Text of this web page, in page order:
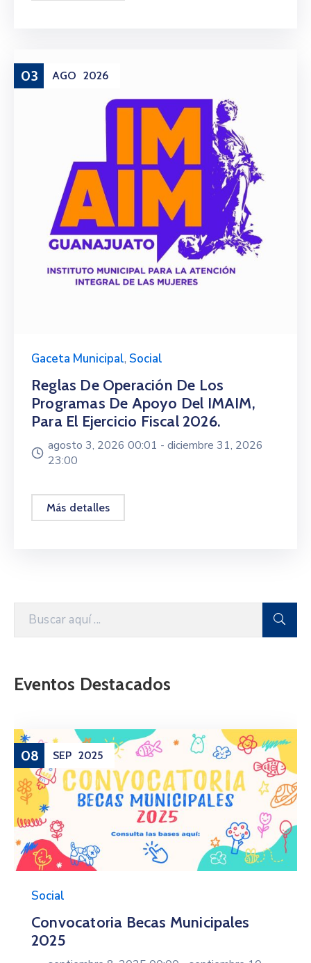
03 AGO 2026
Gaceta Municipal, Social
Reglas De Operación De Los
Programas De Apoyo Del IMAIM,
Para El Ejercicio Fiscal 2026.
agosto 3, 2026 00:01 - diciembre 31, 2026
23:00
Más detalles
Eventos Destacados
08 SEP 2025
Social
Convocatoria Becas Municipales
2025